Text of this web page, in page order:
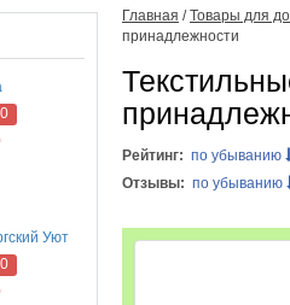
Главная /Товары для
принадлежности
Рейтинг: по убыванию
Отзывы: по убыванию
Уют